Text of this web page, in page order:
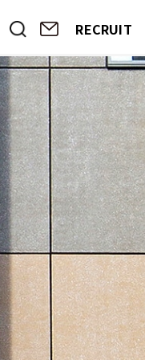
RECRUIT